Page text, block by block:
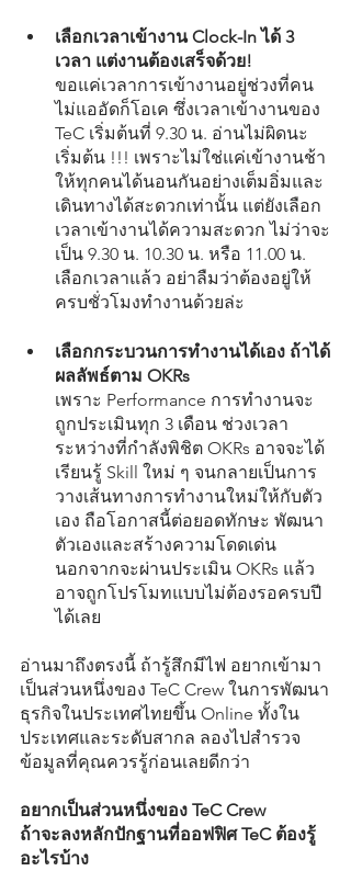
เลือกเวลาเข้างาน Clock-In ได้ 3
เวลา แต่งานต้องเสร็จด้วย!
ขอแค่เวลาการเข้างานอยู่ช่วงที่คน
ไม่แออัดก็โอเค ซึ่งเวลาเข้างานของ
TeC เริ่มต้นที่ 9.30 น. อ่านไม่ผิดนะ
เริ่มต้น !!! เพราะไม่ใช่แค่เข้างานช้า
ให้ทุกคนได้นอนกันอย่างเต็มอิ่มและ
เดินทางได้สะดวกเท่านั้น แต่ยังเลือก
เวลาเข้างานได้ความสะดวก ไม่ว่าจะ
เป็น 9.30 น. 10.30 น. หรือ 11.00 น.
เลือกเวลาแล้ว อย่าลืมว่าต้องอยู่ให้
ครบชั่วโมงทำงานด้วยล่ะ
เลือกกระบวนการทำงานได้เอง ถ้าได้
ผลลัพธ์ตาม OKRs
เพราะ Performance การทำงานจะ
ถูกประเมินทุก 3 เดือน ช่วงเวลา
ระหว่างที่กำลังพิชิต OKRs อาจจะได้
เรียนรู้ Skill ใหม่ ๆ จนกลายเป็นการ
วางเส้นทางการทำงานใหม่ให้กับตัว
เอง ถือโอกาสนี้ต่อยอดทักษะ พัฒนา
ตัวเองและสร้างความโดดเด่น
นอกจากจะผ่านประเมิน OKRs แล้ว
อาจถูกโปรโมทแบบไม่ต้องรอครบปี
ได้เลย
อ่านมาถึงตรงนี้ ถ้ารู้สึกมีไฟ อยากเข้ามา
เป็นส่วนหนึ่งของ TeC Crew ในการพัฒนา
ธุรกิจในประเทศไทยขึ้น Online ทั้งใน
ประเทศและระดับสากล ลองไปสำรวจ
ข้อมูลที่คุณควรรู้ก่อนเลยดีกว่า
อยากเป็นส่วนหนึ่งของ TeC Crew
ถ้าจะลงหลักปักฐานที่ออฟฟิศ TeC ต้องรู้
อะไรบ้าง